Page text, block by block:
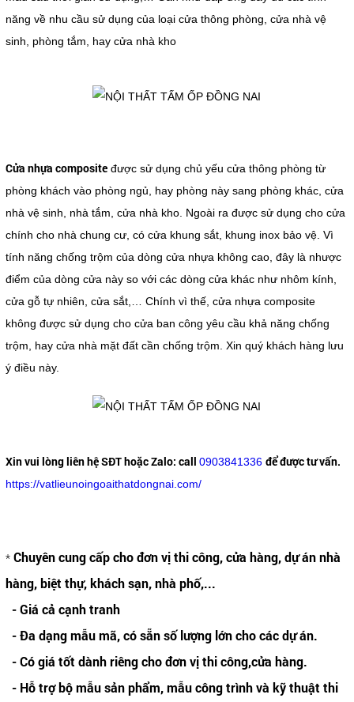
năng về nhu cầu sử dụng của loại cửa thông phòng, cửa nhà vệ
sinh, phòng tắm, hay cửa nhà kho
Cửa nhựa compositeđược sử dụng chủ yếu cửa thông phòng từ
phòng khách vào phòng ngủ, hay phòng này sang phòng khác, cửa
nhà vệ sinh, nhà tắm, cửa nhà kho. Ngoài ra được sử dụng cho cửa
chính cho nhà chung cư, có cửa khung sắt, khung inox bảo vệ. Vì
tính năng chống trộm của dòng cửa nhựa không cao, đây là nhược
điểm của dòng cửa này so với các dòng cửa khác như nhôm kính,
cửa gỗ tự nhiên, cửa sắt,… Chính vì thế, cửa nhựa composite
không được sử dụng cho cửa ban công yêu cầu khả năng chống
trộm, hay cửa nhà mặt đất cần chống trộm. Xin quý khách hàng lưu
ý điều này.
Xin vui lòng liên hệ SĐT hoặc Zalo: call 0903841336 để được tư vấn.
https://vatlieunoingoaithatdongnai.com/
*Chuyên cung cấp cho đơn vị thi công, cửa hàng, dự án nhà
hàng, biệt thự, khách sạn, nhà phố,...
- Giá cả cạnh tranh
- Đa dạng mẫu mã, có sẵn số lượng lớn cho các dự án.
- Có giá tốt dành riêng cho đơn vị thi công,cửa hàng.
- Hỗ trợ bộ mẫu sản phẩm, mẫu công trình và kỹ thuật thi